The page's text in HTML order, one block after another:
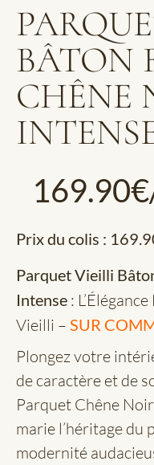
BÂTON
CHÊNE
169.90€
Prix du colis :
Parquet Vieilli
Intense :
Vieilli – SUR
Plongez votre
de caractère et de
Parquet Chêne
marie l’héritage
modernité